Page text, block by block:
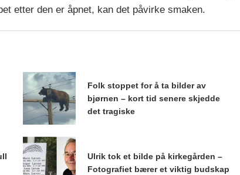
etter den er åpnet, kan det påvirke smaken.
Folk stoppet for å ta bilder av
bjørnen – kort tid senere skjedde
det tragiske
Ulrik tok et bilde på kirkegården –
Fotografiet bærer et viktig budskap